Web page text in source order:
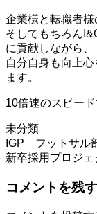
企業様と転職者様
そしてもちろん
に貢献しながら、
自分自身も向上
ます。
10倍速のスピード
未分類
投
稿
ナ
IGP フットサル
新卒採用プロジェ
コメントを残す